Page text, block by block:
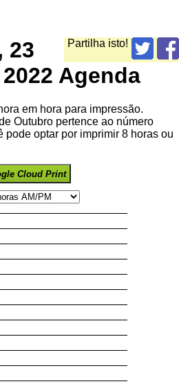
Partilha isto!
23
Agenda
em hora para impressão.
Outubro pertence ao número
pode optar por imprimir 8 horas ou
Cloud Print